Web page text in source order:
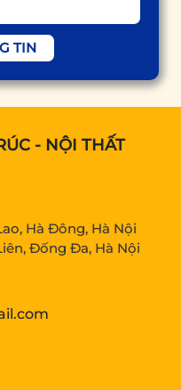
TIN
- NỘI THẤT
Hà Đông, Hà Nội
Đống Đa, Hà Nội